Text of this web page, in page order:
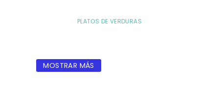
PLATOS DE VERDURAS
MOSTRAR MÁS